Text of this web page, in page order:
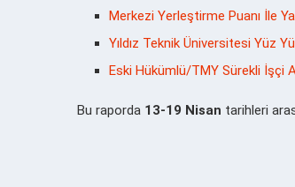
Merkezi Yerleştirme Puanı İle
Yıldız Teknik Üniversitesi Yüz
Eski Hükümlü/TMY Sürekli İşçi
Bu raporda 13-19 Nisan tarihleri